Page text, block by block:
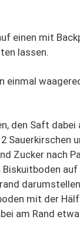
einen mit
lassen.
einmal
den Saft
Sauerkirschen
Zucker nach
mit der
am Rand